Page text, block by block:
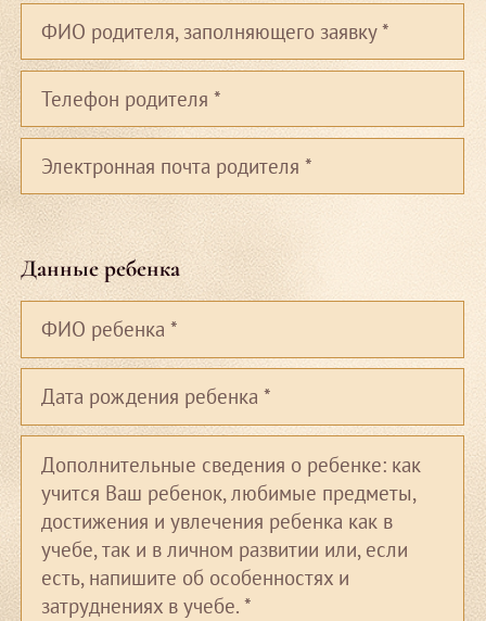
ФИО родителя, заполняющего заявку*
Телефон родителя*
Электронная почта родителя*
Данные ребенка
ФИО ребенка*
Дата рождения ребенка*
Дополнительные сведения о ребенке: как
учится Ваш ребенок, любимые предметы,
достижения и увлечения ребенка как в
учебе, так и в личном развитии или, если
есть, напишите об особенностях и
затруднениях в учебе.*